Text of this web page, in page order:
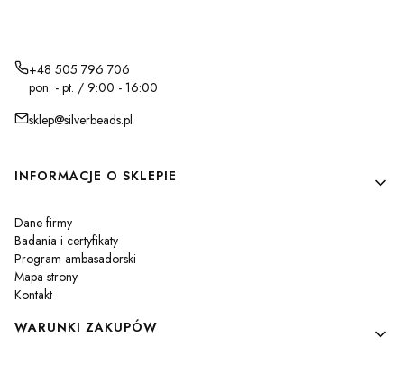
+48 505 796 706
pon. - pt. / 9:00 - 16:00
sklep@silverbeads.pl
Linki w stopce
INFORMACJE O SKLEPIE
Dane firmy
Badania i certyfikaty
Program ambasadorski
Mapa strony
Kontakt
WARUNKI ZAKUPÓW